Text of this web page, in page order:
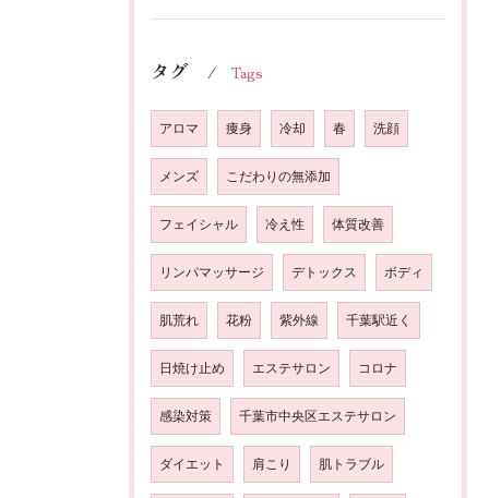
タグ Tags
アロマ 痩身 冷却 春 洗顔
メンズ こだわりの無添加
フェイシャル 冷え性 体質改善
リンパマッサージ デトックス ボディ
肌荒れ 花粉 紫外線 千葉駅近く
日焼け止め エステサロン コロナ
感染対策 千葉市中央区エステサロン
ダイエット 肩こり 肌トラブル